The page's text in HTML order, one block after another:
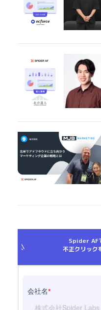
Spider AF
不正クリック